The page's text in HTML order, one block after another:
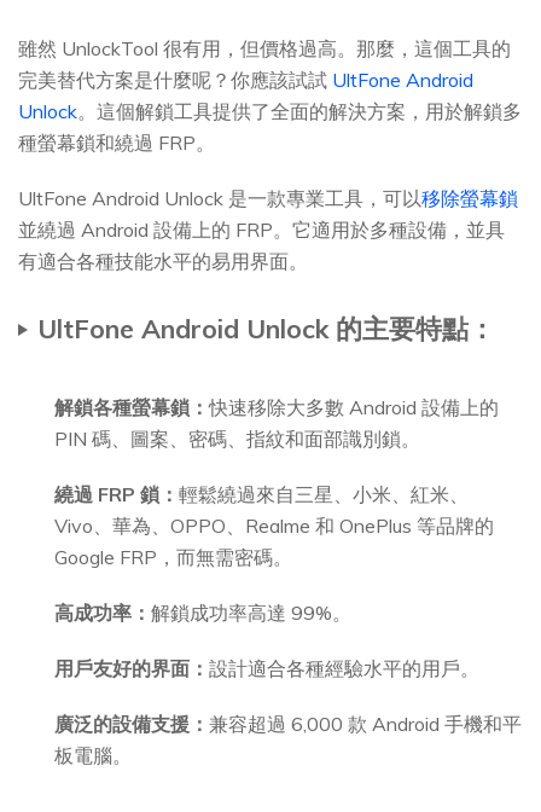
雖然 UnlockTool 很有用，但價格過高。那麼，這個工具的
完美替代方案是什麼呢？你應該試試 UltFone Android
Unlock。這個解鎖工具提供了全面的解決方案，用於解鎖多
種螢幕鎖和繞過 FRP。
UltFone Android Unlock 是一款專業工具，可以移除螢幕鎖
並繞過 Android 設備上的 FRP。它適用於多種設備，並具
有適合各種技能水平的易用界面。
UltFone Android Unlock 的主要特點：
解鎖各種螢幕鎖：快速移除大多數 Android 設備上的
PIN 碼、圖案、密碼、指紋和面部識別鎖。
繞過 FRP 鎖： 輕鬆繞過來自三星、小米、紅米、
Vivo、華為、OPPO、Realme 和 OnePlus 等品牌的
Google FRP，而無需密碼。
高成功率： 解鎖成功率高達 99%。
用戶友好的界面： 設計適合各種經驗水平的用戶。
廣泛的設備支援： 兼容超過 6,000 款 Android 手機和平
板電腦。